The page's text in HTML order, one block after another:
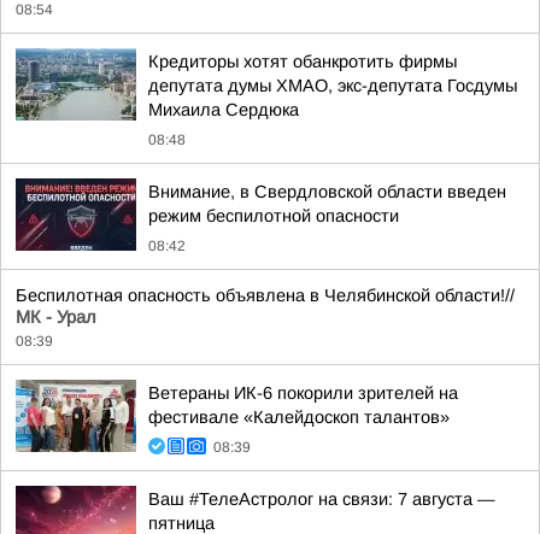
08:54
Кредиторы хотят обанкротить фирмы
депутата думы ХМАО, экс-депутата Госдумы
Михаила Сердюка
08:48
Внимание, в Свердловской области введен
режим беспилотной опасности
08:42
Беспилотная опасность объявлена в Челябинской области!//
МК - Урал
08:39
Ветераны ИК-6 покорили зрителей на
фестивале «Калейдоскоп талантов»
08:39
Ваш #ТелеАстролог на связи: 7 августа —
пятница